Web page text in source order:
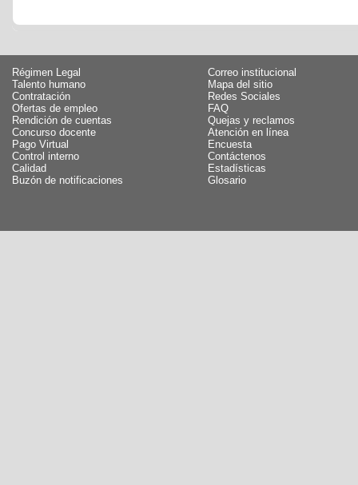
Régimen Legal
Talento humano
Contratación
Ofertas de empleo
Rendición de cuentas
Concurso docente
Pago Virtual
Control interno
Calidad
Buzón de notificaciones
Correo institucional
Mapa del sitio
Redes Sociales
FAQ
Quejas y reclamos
Atención en línea
Encuesta
Contáctenos
Estadísticas
Glosario